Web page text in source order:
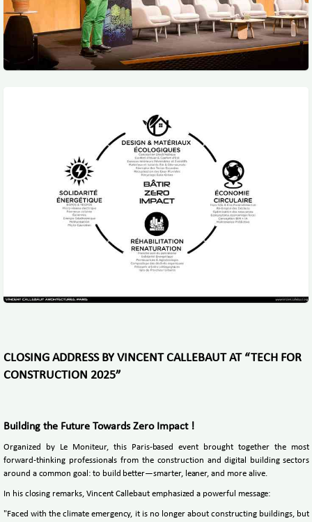
CLOSING ADDRESS BY VINCENT CALLEBAUT AT “TECH FOR
CONSTRUCTION 2025”
Building the Future Towards Zero Impact !
Organized by Le Moniteur, this Paris-based event brought together the most
forward-thinking professionals from the construction and digital building sectors
around a common goal: to build better—smarter, leaner, and more alive.
In his closing remarks, Vincent Callebaut emphasized a powerful message:
"Faced with the climate emergency, it is no longer about constructing buildings, but